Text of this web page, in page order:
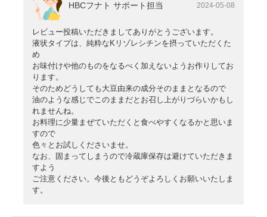
HBCフナト サポート担当 2024-05-08
レビュー投稿いただきましてありがとうございます。
液状タイプは、純粋なKリゾレシチンを摂っていただくた
め
お味付けや他のものをなるべく加えないようお作りしてお
ります。
そのためどうしても大豆由来の成分そのままとなるので
油のような感じでこのままだとお召し上がりづらいかもし
れませんね。
お料理に少量まぜていただくと食べやすくなるかと思いま
すので
色々とお試しくださいませ。
なお、固まってしまうので冷蔵庫保存は避けていただきま
すよう
ご注意ください。今後ともどうぞよろしくお願いいたしま
す。